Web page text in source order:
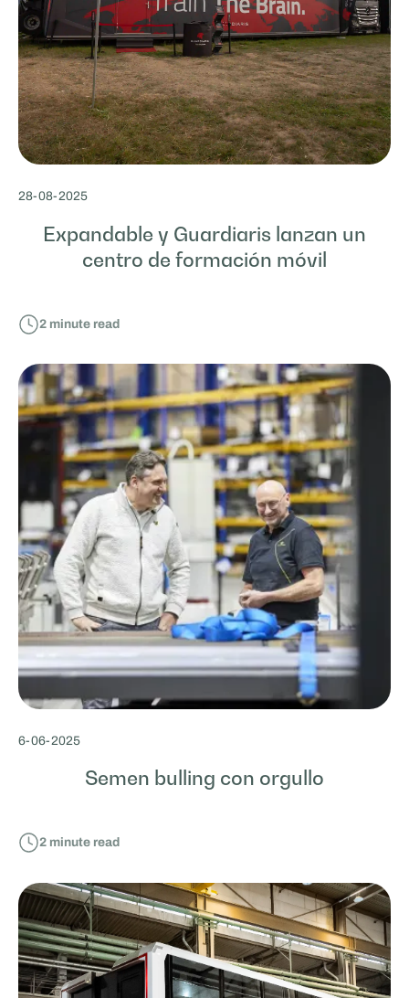
28-08-2025
Expandable y Guardiaris lanzan un
centro de formación móvil
2 minute read
6-06-2025
Semen bulling con orgullo
2 minute read